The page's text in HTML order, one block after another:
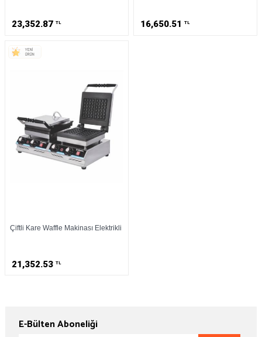
23,352.87 TL 16,650.51 TL
Çiftli Kare Waffle Makinası Elektrikli
21,352.53 TL
E-Bülten Aboneliği